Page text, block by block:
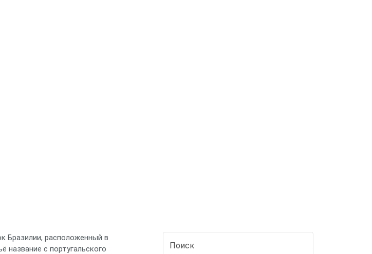
Бразилии, расположенный в
название с португальского